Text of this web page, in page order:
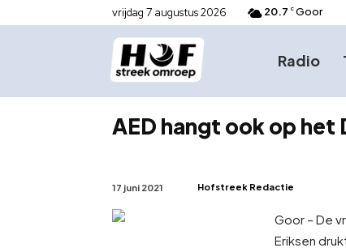
vrijdag 7 augustus 2026 20.7 C Goor
Radio
AED hangt ook op het
17 juni 2021 Hofstreek Redactie
Goor – De
Eriksen